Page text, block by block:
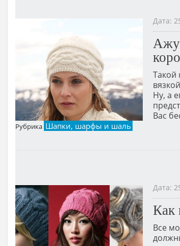
Дата:
Такой
Ну, а
Вас
Рубрика Шапки, шарфы и шаль
Дата:
Как
Все